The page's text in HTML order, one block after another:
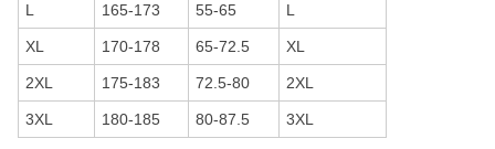
L 165-173 55-65 L
XL 170-178 65-72.5 XL
2XL 175-183 72.5-80 2XL
3XL 180-185 80-87.5 3XL